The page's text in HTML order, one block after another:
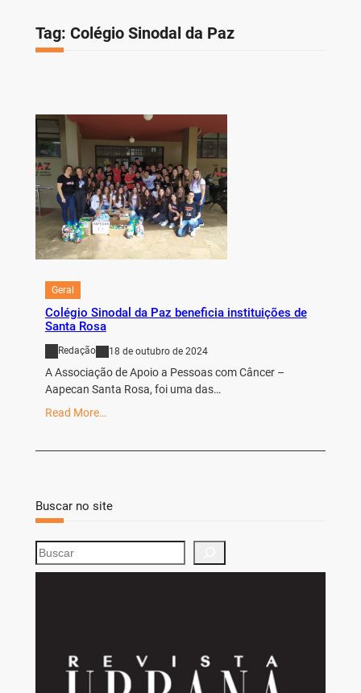
Tag: Colégio Sinodal da Paz
Geral
Colégio Sinodal da Paz beneficia instituições de
Santa Rosa
Redação 18 de outubro de 2024
A Associação de Apoio a Pessoas com Câncer –
Aapecan Santa Rosa, foi uma das…
Read More…
Buscar no site
S
e